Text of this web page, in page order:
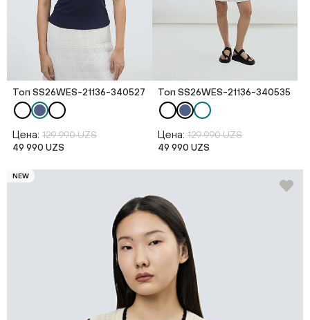
Топ SS26WES-21136-340527
Цена: 129 990 UZS
49 990 UZS
Топ SS26WES-21136-340535
Цена: 129 990 UZS
49 990 UZS
NEW